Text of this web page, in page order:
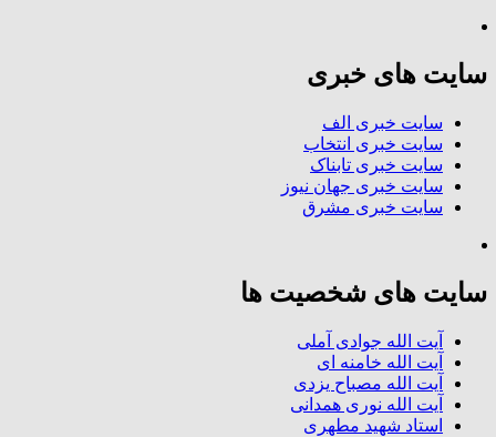
سایت های خبری
سایت خبری الف
سایت خبری انتخاب
سایت خبری تابناک
سایت خبری جهان نیوز
سایت خبری مشرق
سایت های شخصیت ها
آیت الله جوادی آملی
آیت الله خامنه ای
آیت الله مصباح یزدی
آیت الله نوری همدانی
استاد شهید مطهری